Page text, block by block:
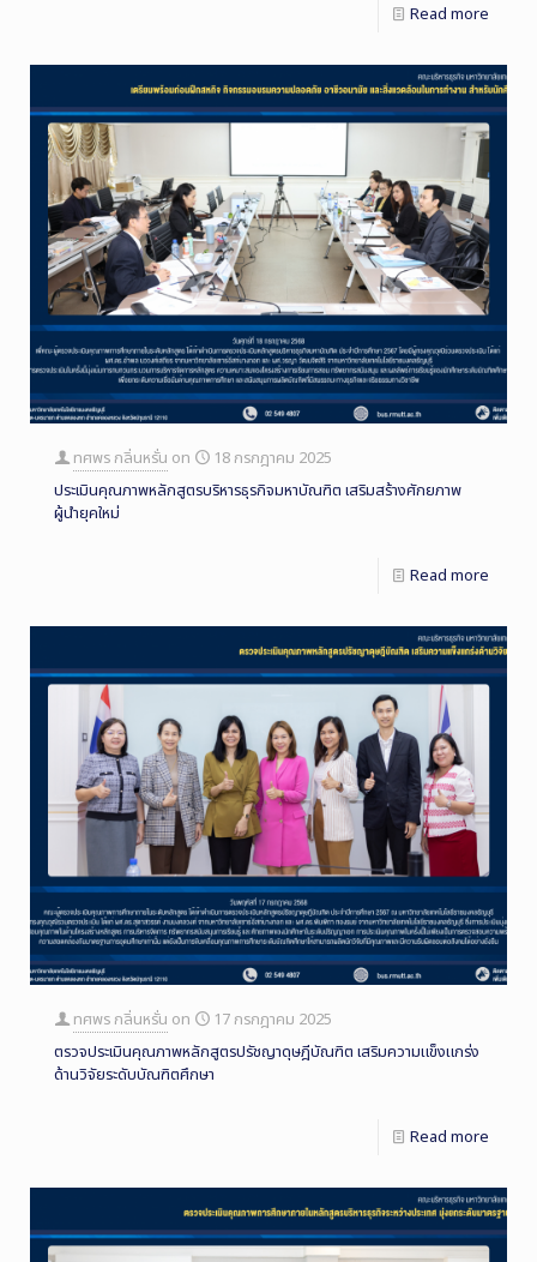
Read more
ทศพร กลิ่นหรั่น on
18 กรกฎาคม 2025
ประเมินคุณภาพหลักสูตรบริหารธุรกิจมหาบัณฑิต เสริมสร้างศักยภาพ
ผู้นำยุคใหม่
Read more
ทศพร กลิ่นหรั่น on
17 กรกฎาคม 2025
ตรวจประเมินคุณภาพหลักสูตรปรัชญาดุษฎีบัณฑิต เสริมความแข็งแกร่ง
ด้านวิจัยระดับบัณฑิตศึกษา
Read more